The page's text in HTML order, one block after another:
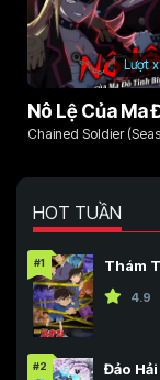
Lượt
Chained Soldier
HOT TUẦN
#1 Thám
4.9
#2 Đảo